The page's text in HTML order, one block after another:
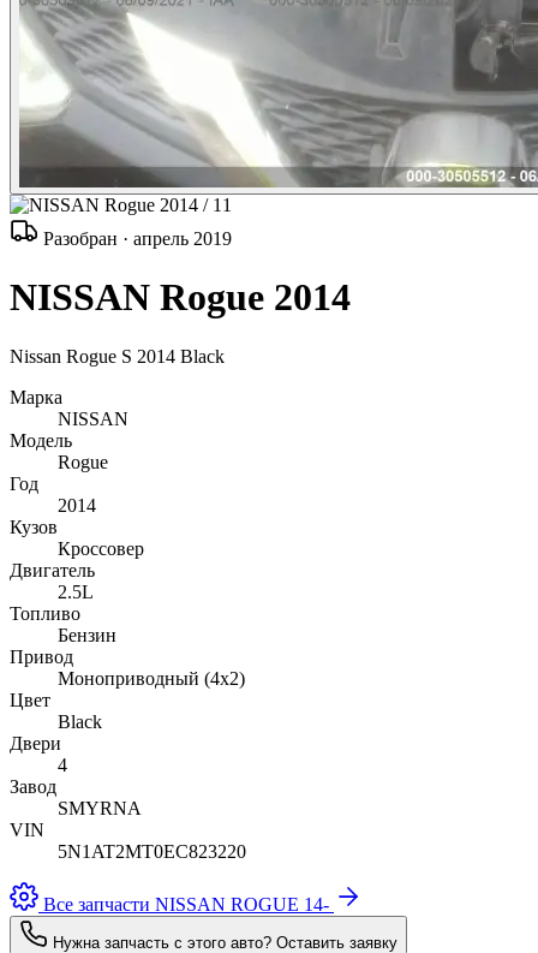
/ 11
Разобран · апрель 2019
NISSAN Rogue 2014
Nissan Rogue S 2014 Black
Марка
NISSAN
Модель
Rogue
Год
2014
Кузов
Кроссовер
Двигатель
2.5L
Топливо
Бензин
Привод
Моноприводный (4x2)
Цвет
Black
Двери
4
Завод
SMYRNA
VIN
5N1AT2MT0EC823220
Все запчасти NISSAN ROGUE 14-
Нужна запчасть с этого авто? Оставить заявку